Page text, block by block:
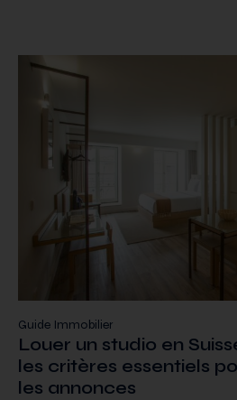
Guide Immobilier
Louer un studio en
les critères essentiels
les annonces